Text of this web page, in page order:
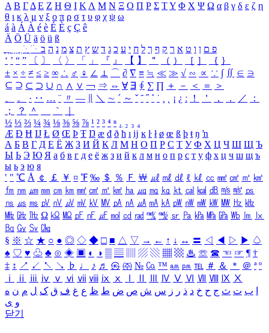
Α Β ΓΔ Ε Ζ Η Θ Ι ΚΛ Μ Ν Ξ Ο Π Ρ Σ ΤΥ Φ Χ Ψ Ω α β γ δ ε ζ η
θ ι κ λ μ ν ξ ο π ρ σ τ υ φ χ ψ ω
á à Á À é è É È ç Ç ê
Ä Ö Ü ä ö ü ß
ִֶֹ ֻּ ׁׂ פ ם ן ו ט א ר ק ף ך ל ח י ע כ ג ד ש ץ ת צ מ נ ה ב
‘ ’ “ ” 〔 〕 〈 〉 「 」 『 』 【 】 ＂ （ ） ［ ］ ｛ ｝
± × ÷ ≠ ≤ ≥ ∞ ∴ ♂ ♀ ∠ ⊥ ⌒ ∂ ∇ ≡ ≒ ≪ ≫ √ ∽ ∝ ∵ ∫ ∬ ∈ ∋
⊆ ⊇ ⊂ ⊃ ∪ ∩ ∧ ∨ ￢ ⇒ ⇔ ∀ ∃ ∮ ∑ ∏ ＋ － ＜ ＝
＞
、
。 · ‥ … ¨ 〃 ― ＼ ∼ ´ ～ ˇ ˘ ˝ ˚ ˙ ¸ ¡ ¿ ː ！ ＇ ， ． ／
：
；
？ ＾ ｀
½ ⅓ ⅔ ¼ ¾ ⅛ ⅜ ⅝ ⅞ ¹ ² ³ ⁴ ⁿ ₁ ₂ ₃ ₄
Æ Ð Ħ Ĳ Ł Ø Œ Þ Ŧ Ŋ æ đ ð ħ ı ĳ ĸ ŀ ł ø œ ß þ ŧ ŋ ŉ
А Б В Г Д Е Ё Ж З И Й К Л М Н О П Р С Т У Ф Х Ц Ч Ш Щ Ъ
Ы Ь Э Ю Я а б в г д е ё ж з и й к л м н о п р с т у ф х ц ч ш щ ъ
ы ь э ю я
′ ″ ℃ Å ￠ ￡ ￥ ¤ ℉ ‰ ＄ ％ Ｆ ￦ ㎕ ㎖ ㎗ ℓ ㎘ ㏄ ㎣ ㎤ ㎥ ㎦
㎙ ㎚ ㎛ ㎜ ㎝ ㎞ ㎟ ㎠ ㎡ ㎢ ㏊ ㎍ ㎎ ㎏ ㏏ ㎈ ㎉ ㏈ ㎧ ㎨ ㎰
㎱ ㎲ ㎳ ㎴ ㎵ ㎶ ㎷ ㎸ ㎹ ㎀ ㎁ ㎂ ㎃ ㎄ ㎺ ㎻ ㎽ ㎾ ㎿ ㎐ ㎑
㎒ ㎓ ㎔ Ω ㏀ ㏁ ㎊ ㎋ ㎌ ㏖ ㏅ ㎭ ㎮ ㎯ ㏛ ㎩ ㎪ ㎫ ㎬ ㏝ ㏐
㏓
㏃ ㏉ ㏜ ㏆
§ ※ ☆ ★ ○ ● ◎ ◇ ◆ □ ■ △ ▽ → ← ↑ ↓ ↔ 〓 ◁ ◀ ▷ ▶ ♤
♠ ♡ ♥ ♧ ♣ ⊙ ◈ ▣ ◐ ◑ ▒ ▤ ▨ ▧ ▦ ▩ ♨ ☏ ☎ ☜ ☞ ¶ †
‡ ↕ ↗ ↙ ↖ ↘ ♭ ♩ ♪ ♬ ㉿ ㈜ № ㏇ ™ ㏂ ㏘ ℡ ＃ ＆ ＊ ＠ ª º
ⅰ
ⅱ ⅲ ⅳ ⅴ ⅵ ⅶ ⅷ ⅸ ⅹ Ⅳ Ⅴ Ⅵ Ⅶ Ⅷ Ⅸ Ⅹ
ب ت ث ج ح خ د ذ ر ز س ش ص ض ط ظ ع غ ف ق ک ل م ن ه
و ی
닫기